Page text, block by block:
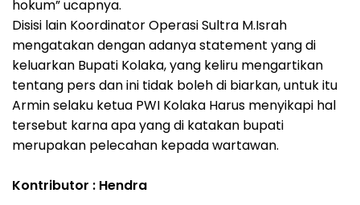
hokum” ucapnya.
Disisi lain Koordinator Operasi Sultra M.Israh
mengatakan dengan adanya statement yang di
keluarkan Bupati Kolaka, yang keliru mengartikan
tentang pers dan ini tidak boleh di biarkan, untuk itu
Armin selaku ketua PWI Kolaka Harus menyikapi hal
tersebut karna apa yang di katakan bupati
merupakan pelecahan kepada wartawan.
Kontributor : Hendra